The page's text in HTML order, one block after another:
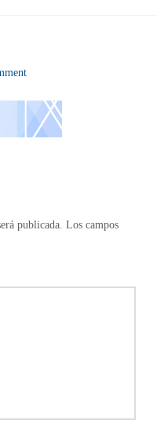
publicada. Los campos